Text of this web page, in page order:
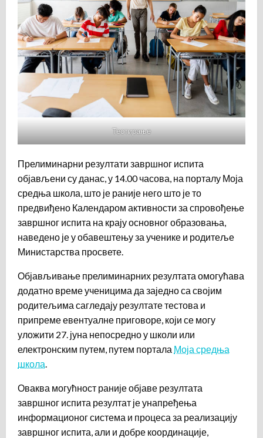
Тестирање
Прелиминарни резултати завршног испита
објављени су данас, у 14.00 часова, на порталу Моја
средња школа, што је раније него што је то
предвиђено Календаром активности за спровођење
завршног испита на крају основног образовања,
наведено је у обавештењу за ученике и родитеље
Министарства просвете.
Објављивање прелиминарних резултата омогућава
додатно време ученицима да заједно са својим
родитељима сагледају резултате тестова и
припреме евентуалне приговоре, који се могу
уложити 27. јуна непосредно у школи или
електронским путем, путем портала Моја средња
школа.
Оваква могућност раније објаве резултата
завршног испита резултат је унапређења
информационог система и процеса за реализацију
завршног испита, али и добре координације,